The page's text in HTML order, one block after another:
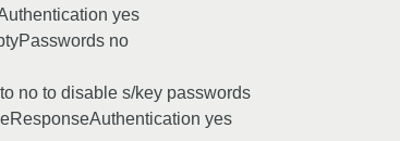
yes
no
no to disable s/key passwords
yes